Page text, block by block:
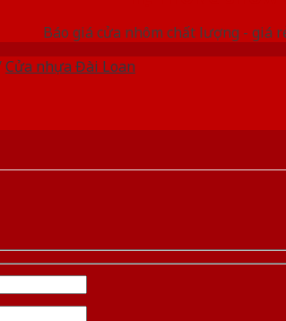
Báo giá cửa nhôm chất lượng - giá
Cửa nhựa Đài Loan